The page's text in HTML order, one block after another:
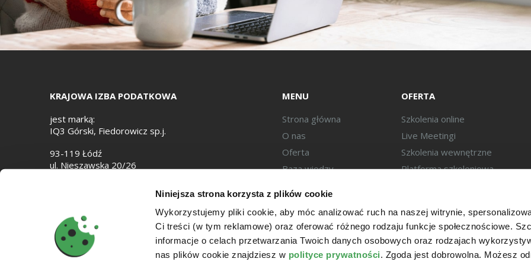
Niniejsza strona korzysta z plików cookie
Wykorzystujemy pliki cookie, aby móc analizować ruch na naszej witrynie,
Ci treści (w tym reklamowe) oraz oferować różnego rodzaju funkcje społecznościowe.
informacje o celach przetwarzania Twoich danych osobowych oraz rodzajach
nas plików cookie znajdziesz w polityce prywatności. Zgoda jest dobrowolna. Możesz
KRAJOWA IZBA PODATKOWA
jest marką:
IQ3 Górski, Fiedorowicz sp.j.
93-119 Łódź
ul. Nieszawska 20/26
MENU
Strona główna
O nas
Oferta
Baza wiedzy
OFERTA
Szkolenia online
Live Meetingi
Szkolenia wewnętrzne
Platforma szkoleniowa